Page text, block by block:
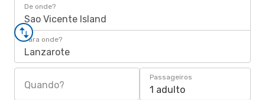
De onde?
Sao Vicente Island
Para onde?
Lanzarote
Quando?
Passageiros
1 adulto